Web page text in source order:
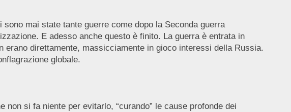
mai state tante guerre come dopo la Seconda guerra
E adesso anche questo è finito. La guerra è entrata in
direttamente, massicciamente in gioco interessi della Russia.
globale.
si fa niente per evitarlo, “curando” le cause profonde dei